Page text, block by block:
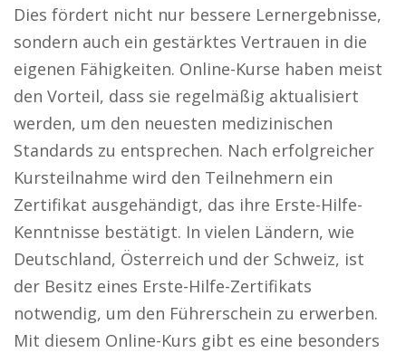
Dies fördert nicht nur bessere Lernergebnisse,
sondern auch ein gestärktes Vertrauen in die
eigenen Fähigkeiten. Online-Kurse haben meist
den Vorteil, dass sie regelmäßig aktualisiert
werden, um den neuesten medizinischen
Standards zu entsprechen. Nach erfolgreicher
Kursteilnahme wird den Teilnehmern ein
Zertifikat ausgehändigt, das ihre Erste-Hilfe-
Kenntnisse bestätigt. In vielen Ländern, wie
Deutschland, Österreich und der Schweiz, ist
der Besitz eines Erste-Hilfe-Zertifikats
notwendig, um den Führerschein zu erwerben.
Mit diesem Online-Kurs gibt es eine besonders